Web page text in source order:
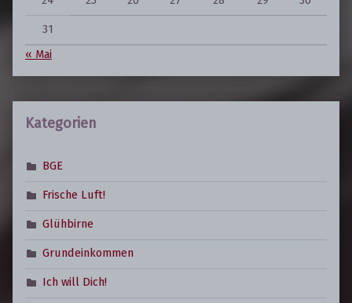
31
« Mai
Kategorien
BGE
Frische Luft!
Glühbirne
Grundeinkommen
Ich will Dich!